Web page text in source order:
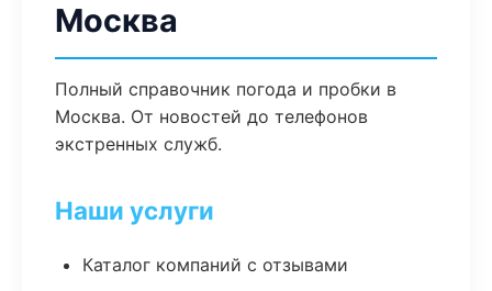
Москва
Полный справочник погода и пробки в
Москва. От новостей до телефонов
экстренных служб.
Наши услуги
Каталог компаний с отзывами